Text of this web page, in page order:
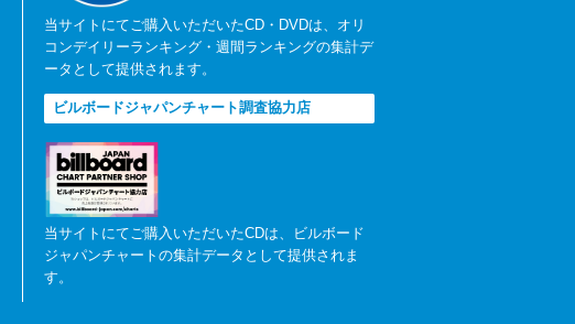
当サイトにてご購入いただいたCD・DVDは、オリ
コンデイリーランキング・週間ランキングの集計デ
ータとして提供されます。
ビルボードジャパンチャート調査協力店
当サイトにてご購入いただいたCDは、ビルボード
ジャパンチャートの集計データとして提供されま
す。